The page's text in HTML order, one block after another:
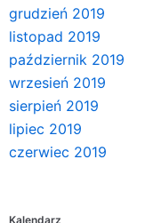
grudzień 2019
listopad 2019
październik 2019
wrzesień 2019
sierpień 2019
lipiec 2019
czerwiec 2019
Kalendarz